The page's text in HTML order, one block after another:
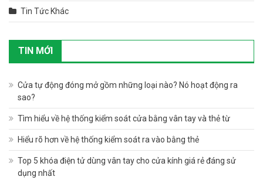
Tin Tức Khác
TIN MỚI
Cửa tự động đóng mở gồm những loại nào? Nó hoạt động ra
sao?
Tìm hiểu về hệ thống kiểm soát cửa bằng vân tay và thẻ từ
Hiểu rõ hơn về hệ thống kiểm soát ra vào bằng thẻ
Top 5 khóa điện tử dùng vân tay cho cửa kính giá rẻ đáng sử
dụng nhất